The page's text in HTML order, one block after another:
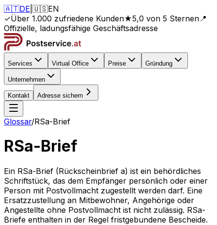
🇦🇹DE 🇺🇸EN
✓Über 1.000 zufriedene Kunden★5,0 von 5 Sternen📍
Offizielle, ladungsfähige Geschäftsadresse
Services Virtual Office Preise Gründung
Unternehmen
Kontakt Adresse sichern
Glossar/RSa-Brief
RSa-Brief
Ein RSa-Brief (Rückscheinbrief a) ist ein behördliches
Schriftstück, das dem Empfänger persönlich oder einer
Person mit Postvollmacht zugestellt werden darf. Eine
Ersatzzustellung an Mitbewohner, Angehörige oder
Angestellte ohne Postvollmacht ist nicht zulässig. RSa-
Briefe enthalten in der Regel fristgebundene Bescheide.